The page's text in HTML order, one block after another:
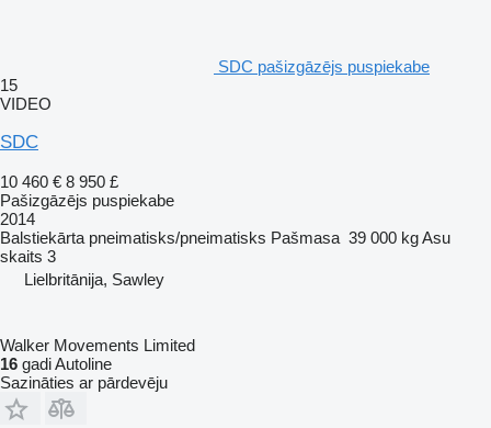
SDC pašizgāzējs puspiekabe
15
VIDEO
SDC
10 460 € 8 950 £
Pašizgāzējs puspiekabe
2014
Balstiekārta pneimatisks/pneimatisks Pašmasa 39 000 kgAsu
skaits 3
Lielbritānija, Sawley
Walker Movements Limited
16 gadi Autoline
Sazināties ar pārdevēju